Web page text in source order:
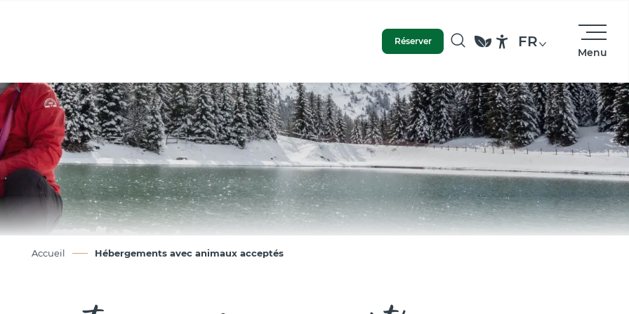
Menu
Réserver
Accessibilité
FR
Accueil Hébergements avec animaux acceptés